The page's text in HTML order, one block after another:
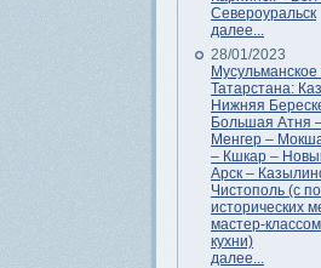
Североуральск
далее...
28/01/2023
Татарстана:
Нижняя
Большая Атня
Менгер –
– Кшкар –
Арск –
Чистополь (с
исторических
мастер-
кухни)
далее...